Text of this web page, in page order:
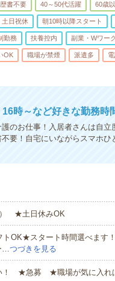
書不要 40～50代活躍 60歳
土日祝休 朝10時以降スタート
勤務 扶養控内 副業・Wワー
OK 職場が禁煙 派遣多
時～など好きな勤務時
のお仕事！入居者さんは自立
要！自宅にいながらスマホひ
） ★土日休みOK
OK★スタート時間選べます
…つづきを見る
！ ★急募 ★職場が気に入れ